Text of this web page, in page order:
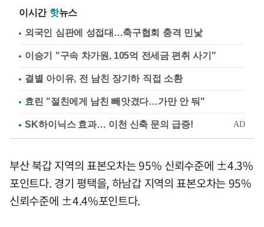
이시간 핫뉴스
외국인 심판에 성접대…축구협회 충격 민낯
이승기 "구속 차가원, 105억 전세금 편취 사기"
결별 아이유, 전 남친 장기하 직접 소환
효린 "절친에게 남친 빼앗겼다…가만 안 둬"
부산 북갑 지역의 표본오차는 95% 신뢰수준에 ±4.3%
포인트다. 경기 평택을, 하남갑 지역의 표본오차는 95%
신뢰수준에 ±4.4%포인트다.